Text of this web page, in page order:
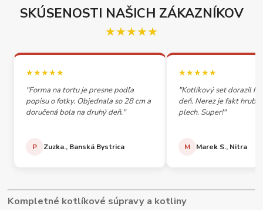
SKÚSENOSTI NAŠICH ZÁKAZNÍKOV
★★★★★
★★★★★
"Forma na tortu je presne podľa
popisu o fotky. Objednala so 28 cm a
doručená bola na druhý deň."
P Zuzka., Banská Bystrica
★★★★★
"Kotlíkový set dorazil
deň. Nerez je fakt
plech. Super!"
M Marek S., Nitra
Kompletné kotlíkové súpravy a kotliny